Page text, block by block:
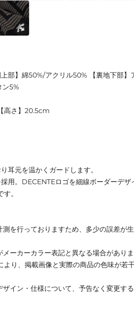
部】綿50%/アクリル50% 【裏地下部】
ン5%
高さ】20.5cm
耳元を温かくガードします。
用。DECENTEロゴを細線ボーダーデザ
。
を行っておりますため、多少の誤差が
ーカーカラー表記と異なる場合がありま
り、掲載画像と実際の商品の色味が若
イン・仕様について、予告なく変更す